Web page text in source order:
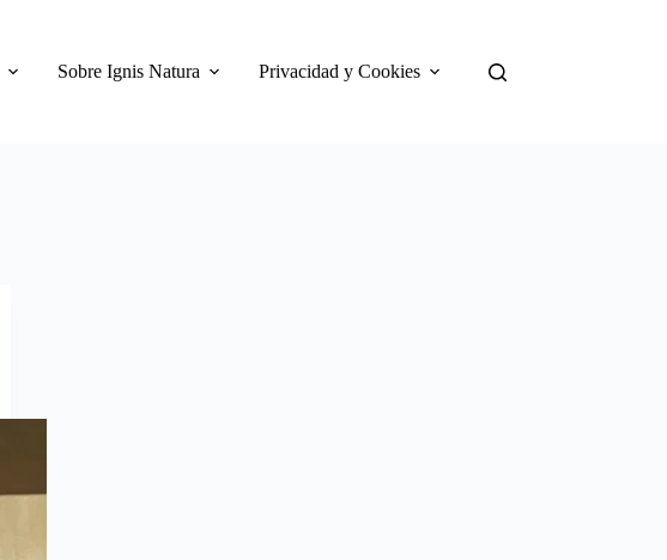
Sobre Ignis Natura Privacidad y Cookies